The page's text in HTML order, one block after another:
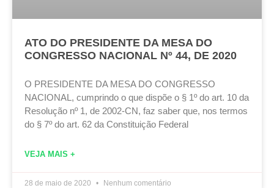
ATO DO PRESIDENTE DA MESA DO
CONGRESSO NACIONAL Nº 44, DE 2020
O PRESIDENTE DA MESA DO CONGRESSO
NACIONAL, cumprindo o que dispõe o § 1º do art. 10 da
Resolução nº 1, de 2002-CN, faz saber que, nos termos
do § 7º do art. 62 da Constituição Federal
VEJA MAIS +
28 de maio de 2020 Nenhum comentário